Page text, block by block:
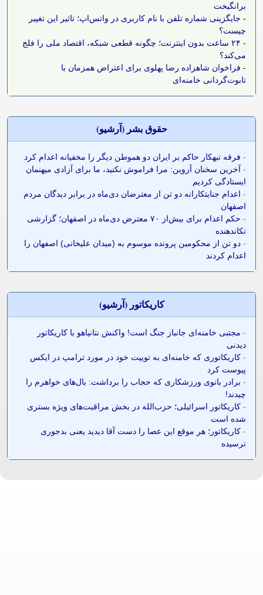
برانگیخت
- جایگزینی شماره تلفن با نام کاربری در واتس‌اپ؛ تاثیر این تغییر
چیست؟
-
۲۴ ساعت بدون اینترنت؛ چگونه قطعی شبکه، اقتصاد ملی را فلج
می‌کند؟
- فراخوان شاهزاده رضا پهلوی برای اعتراض همزمان با
تابوت‌گردانی خامنه‌ای
حقوق بشر (آرشيو)
- فرقه تبهکار حاکم بر ایران دو هموطن دیگر را مخفیانه اعدام کرد
- آخرین سخنان آروین: مرا فراموش نکنید، ما برای آزادی میهنمان
ایستادگی کردیم
- اعدام جنایتکارانه دو تن از معترضان دی‌ماه در برابر دیدگان مردم
اصفهان
-
حکم اعدام برای بیش‌از ۷۰ معترض دی‌ماه در اصفهان؛ گزارشی
تکاندهنده
- دو تن از محکومین پرونده موسوم به (میدان علیخانی) اصفهان را
اعدام کردند
کاريکاتور (آرشيو)
- مجتبی خامنه‌ای جانباز جنگ است! واکنش نتانیاهو با کاریکاتور
دیدنی
- کاریکاتوری که خامنه‌ای به توییت خود در مورد ترامپ در ایکس
پیوست کرد
- برادر بانوی ورزشکاری که حجاب را برداشت: بال‌های خواهرم را
چیدند!
- کاریکاتور اسرائیلی؛ حزب‌الله در بخش مراقبت‌های ویژه بستری
شده است
- کاریکاتور؛ هر موقع این عصا را دست آقا دیدید یعنی بدجوری
ترسیده